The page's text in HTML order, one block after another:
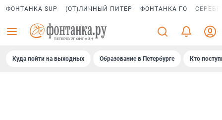
ФОНТАНКА SUP (ОТ)ЛИЧНЫЙ ПИТЕР ФОНТАНКА ГО
Куда пойти на выходных Образование в Петербурге Кто